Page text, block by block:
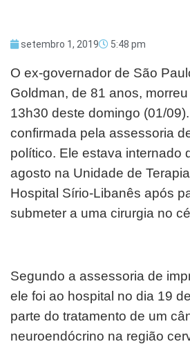
setembro 1, 2019 5:48 pm
O ex-governador de São
Goldman, de 81 anos,
13h30 deste domingo (01/
confirmada pela assessoria
político. Ele estava internado
agosto na Unidade de
Hospital Sírio-Libanês após
submeter a uma cirurgia no
Segundo a assessoria de
ele foi ao hospital no dia 19
parte do tratamento de um
neuroendócrino na região